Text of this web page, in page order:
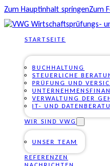
Zum Hauptinhalt springenZum
STARTSEITE
BUCHHALTUNG
STEUERLICHE
PRÜFUNG UND
VERWALTUNG DER
IT- UND
WIR SIND VWG
UNSER TEAM
REFERENZEN